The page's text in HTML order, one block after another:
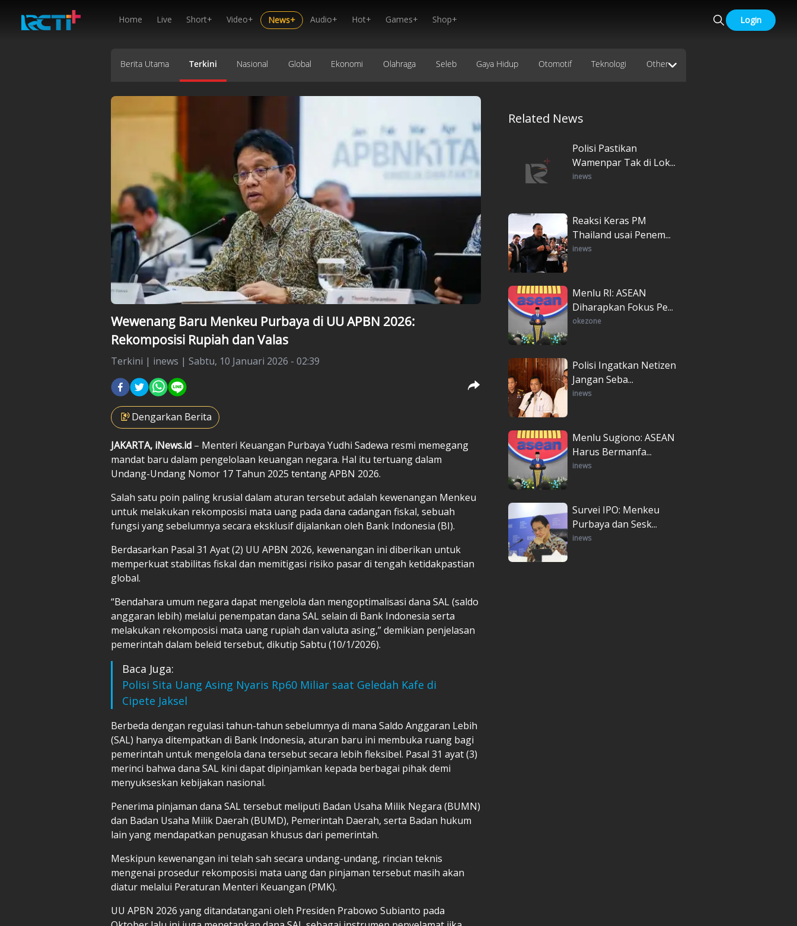
Home Live Short+ Video+ News+ Audio+ Hot+ Games+ Shop+ Login
Berita Utama Terkini Nasional Global Ekonomi Olahraga Seleb Gaya Hidup Otomotif Teknologi Other
Wewenang Baru Menkeu Purbaya di UU APBN 2026:
Rekomposisi Rupiah dan Valas
Terkini | inews | Sabtu, 10 Januari 2026 - 02:39
Dengarkan Berita
JAKARTA, iNews.id – Menteri Keuangan Purbaya Yudhi Sadewa resmi memegang
mandat baru dalam pengelolaan keuangan negara. Hal itu tertuang dalam
Undang-Undang Nomor 17 Tahun 2025 tentang APBN 2026.
Salah satu poin paling krusial dalam aturan tersebut adalah kewenangan Menkeu
untuk melakukan rekomposisi mata uang pada dana cadangan fiskal, sebuah
fungsi yang sebelumnya secara eksklusif dijalankan oleh Bank Indonesia (BI).
Berdasarkan Pasal 31 Ayat (2) UU APBN 2026, kewenangan ini diberikan untuk
memperkuat stabilitas fiskal dan memitigasi risiko pasar di tengah ketidakpastian
global.
“Bendahara umum negara dapat mengelola dan mengoptimalisasi dana SAL (saldo
anggaran lebih) melalui penempatan dana SAL selain di Bank Indonesia serta
melakukan rekomposisi mata uang rupiah dan valuta asing,” demikian penjelasan
pemerintah dalam beleid tersebut, dikutip Sabtu (10/1/2026).
Baca Juga:
Polisi Sita Uang Asing Nyaris Rp60 Miliar saat Geledah Kafe di
Cipete Jaksel
Berbeda dengan regulasi tahun-tahun sebelumnya di mana Saldo Anggaran Lebih
(SAL) hanya ditempatkan di Bank Indonesia, aturan baru ini membuka ruang bagi
pemerintah untuk mengelola dana tersebut secara lebih fleksibel. Pasal 31 ayat (3)
merinci bahwa dana SAL kini dapat dipinjamkan kepada berbagai pihak demi
menyukseskan kebijakan nasional.
Penerima pinjaman dana SAL tersebut meliputi Badan Usaha Milik Negara (BUMN)
dan Badan Usaha Milik Daerah (BUMD), Pemerintah Daerah, serta Badan hukum
lain yang mendapatkan penugasan khusus dari pemerintah.
Meskipun kewenangan ini telah sah secara undang-undang, rincian teknis
mengenai prosedur rekomposisi mata uang dan pinjaman tersebut masih akan
diatur melalui Peraturan Menteri Keuangan (PMK).
UU APBN 2026 yang ditandatangani oleh Presiden Prabowo Subianto pada
Related News
Polisi Pastikan
Wamenpar Tak di Lok...
inews
Reaksi Keras PM
Thailand usai Penem...
inews
Menlu RI: ASEAN
Diharapkan Fokus Pe...
okezone
Polisi Ingatkan Netizen
Jangan Seba...
inews
Menlu Sugiono: ASEAN
Harus Bermanfa...
inews
Survei IPO: Menkeu
Purbaya dan Sesk...
inews